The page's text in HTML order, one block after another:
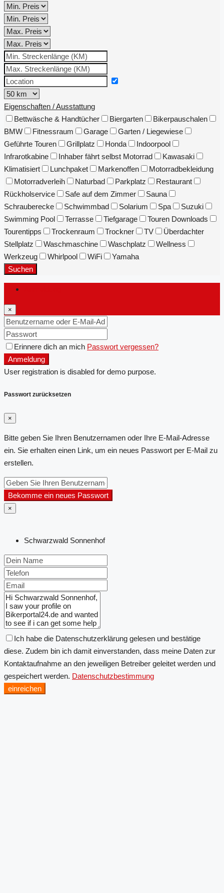
Eigenschaften / Ausstattung
Bettwäsche & Handtücher
Biergarten
Bikerpauschalen
BMW
Fitnessraum Garage
Garten / Liegewiese
Geführte Touren
Grillplatz Honda
Indoorpool
Infrarotkabine
Inhaber fährt selbst Motorrad
Kawasaki
Klimatisiert
Lunchpaket Markenoffen
Motorradbekleidung
Motorradverleih
Naturbad Parkplatz
Restaurant
Rückholservice
Safe auf dem Zimmer
Sauna
Schrauberecke
Schwimmbad Solarium Spa
Suzuki
Swimming Pool
Terrasse Tiefgarage
Touren Downloads
Tourentipps
Trockenraum Trockner TV
Überdachter
Stellplatz
Waschmaschine Waschplatz
Wellness
Werkzeug
Whirlpool WiFi
Yamaha
Suchen
×
Erinnere dich an mich Passwort vergessen?
Anmeldung
User registration is disabled for demo purpose.
Passwort zurücksetzen
×
Bitte geben Sie Ihren Benutzernamen oder Ihre E-Mail-Adresse
ein. Sie erhalten einen Link, um ein neues Passwort per E-Mail zu
erstellen.
Bekomme ein neues Passwort
×
Schwarzwald Sonnenhof
Ich habe die Datenschutzerklärung gelesen und bestätige
diese. Zudem bin ich damit einverstanden, dass meine Daten zur
Kontaktaufnahme an den jeweiligen Betreiber geleitet werden und
gespeichert werden. Datenschutzbestimmung
einreichen